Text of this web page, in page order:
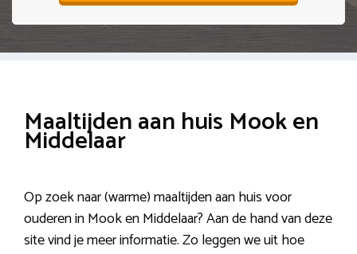
Maaltijden aan huis Mook en
Middelaar
Op zoek naar (warme) maaltijden aan huis voor
ouderen in Mook en Middelaar? Aan de hand van deze
site vind je meer informatie. Zo leggen we uit hoe